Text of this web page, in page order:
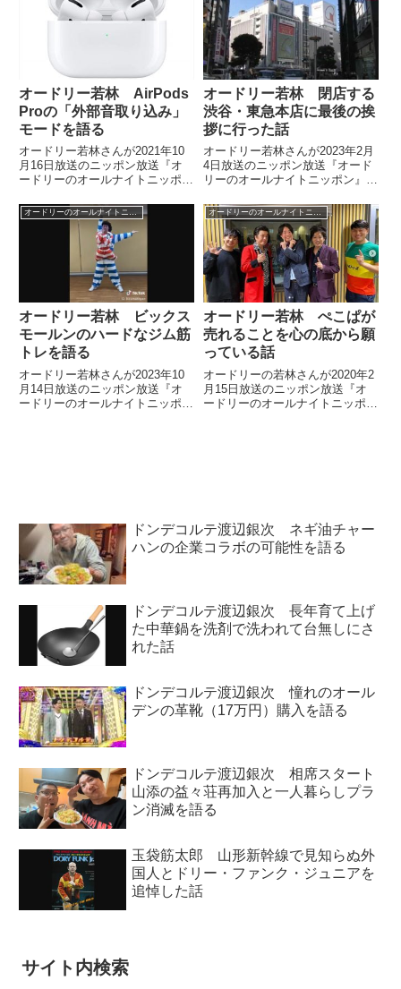
ました。
オードリー若林 AirPods
Proの「外部音取り込み」
モードを語る
オードリー若林さんが2021年10
月16日放送のニッポン放送『オ
ードリーのオールナイトニッポ
音取り込み」モードについてトー
ク。使用していて気づいた意外な
ことを話していました。
オードリー若林 閉店する
渋谷・東急本店に最後の挨
拶に行った話
オードリー若林さんが2023年2月
4日放送のニッポン放送『オード
リーのオールナイトニッポン』の
急本店に最後の挨拶をしに行った
際の模様を話していました。
オードリー若林 ビックス
モールンのハードなジム筋
トレを語る
オードリー若林さんが2023年10
月14日放送のニッポン放送『オ
ードリーのオールナイトニッポ
オードリー若林 ぺこぱが
売れることを心の底から願
っている話
オードリーの若林さんが2020年2
月15日放送のニッポン放送『オ
ードリーのオールナイトニッポ
ドンデコルテ渡辺銀次 ネギ油チャー
ハンの企業コラボの可能性を語る
ドンデコルテ渡辺銀次 長年育て上げ
た中華鍋を洗剤で洗われて台無しにさ
れた話
ドンデコルテ渡辺銀次 憧れのオール
デンの革靴（17万円）購入を語る
ドンデコルテ渡辺銀次 相席スタート
山添の益々荘再加入と一人暮らしプラ
ン消滅を語る
玉袋筋太郎 山形新幹線で見知らぬ外
国人とドリー・ファンク・ジュニアを
追悼した話
サイト内検索